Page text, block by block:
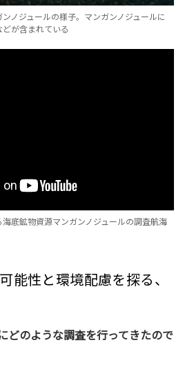
ノジュールの様子。マンガンノジュールに
が含まれている
海底鉱物資源マンガンノジュールの調査航海
能性と環境配慮を探る、
どのような調査を行ってきたので